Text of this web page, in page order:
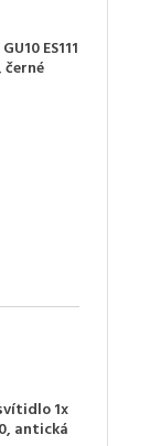
ES111
černé
1x
antická